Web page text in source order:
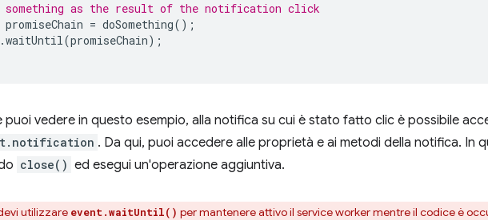
something as the result of the notification click
promiseChain = doSomething();
.waitUntil(promiseChain);
puoi vedere in questo esempio, alla notifica su cui è stato fatto clic è possibile
. Da qui, puoi accedere alle proprietà e ai metodi della notifica. In
close() ed esegui un'operazione aggiuntiva.
utilizzare event.waitUntil() per mantenere attivo il service worker mentre il codice è